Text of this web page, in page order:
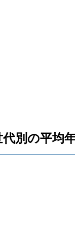
別の平均